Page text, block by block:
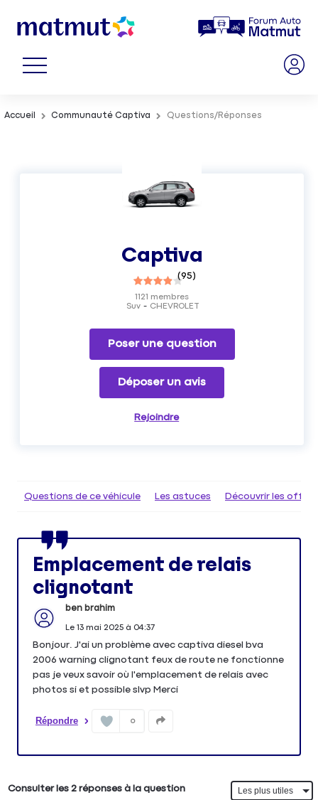
Accueil Communauté Captiva Questions/Réponses
Captiva
(95)
Suv CHEVROLET
1121 membres
Poser une question
Déposer un avis
Rejoindre
Questions de ce véhicule Les astuces Découvrir les
Emplacement de relais
clignotant
ben brahim
Le 13 mai 2025à 04:37
Bonjour. J'ai un problème avec captiva diesel bva
2006 warning clignotant feux de route ne fonctionne
pas je veux savoir où l'emplacement de relais avec
photos si et possible slvp Merci
Répondre 0
Consulter les 2 réponses à la question